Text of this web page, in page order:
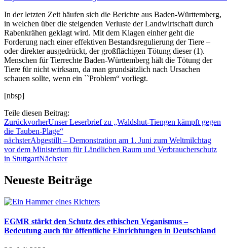
In der letzten Zeit häufen sich die Berichte aus Baden-Württemberg,
in welchen über die steigenden Verluste der Landwirtschaft durch
Rabenkrähen geklagt wird. Mit dem Klagen einher geht die
Forderung nach einer effektiven Bestandsregulierung der Tiere –
oder direkter ausgedrückt, der großflächigen Tötung dieser (1).
Menschen für Tierrechte Baden-Württemberg hält die Tötung der
Tiere für nicht wirksam, da man grundsätzlich nach Ursachen
schauen sollte, wenn ein ``Problem“ vorliegt.
[nbsp]
Teile diesen Beitrag:
ZurückvorherUnser Leserbrief zu „Waldshut-Tiengen kämpft gegen
die Tauben-Plage“
nächsterAbgestillt – Demonstration am 1. Juni zum Weltmilchtag
vor dem Ministerium für Ländlichen Raum und Verbraucherschutz
in StuttgartNächster
Neueste Beiträge
EGMR stärkt den Schutz des ethischen Veganismus –
Bedeutung auch für öffentliche Einrichtungen in Deutschland